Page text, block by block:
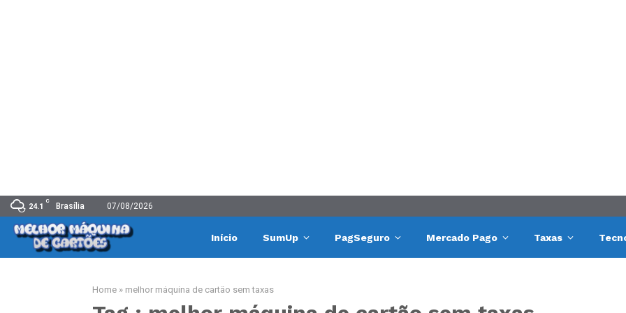
24.1
C
Brasília 07/08/2026
Início SumUp PagSeguro Mercado Pago Taxas
Home » melhor máquina de cartão sem taxas